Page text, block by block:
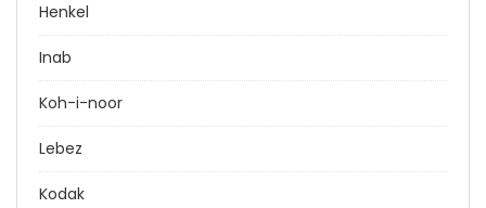
Henkel
Inab
Koh-i-noor
Lebez
Kodak